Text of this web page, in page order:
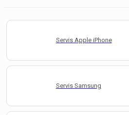
Servis Apple iPhone
Servis Samsung